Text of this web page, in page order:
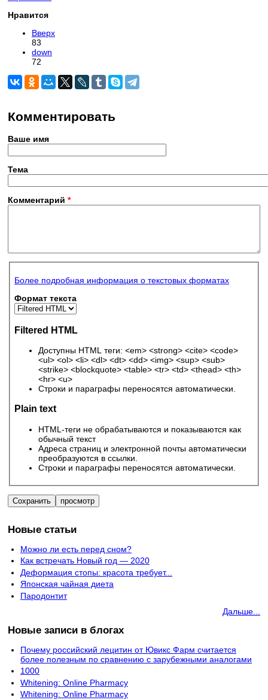
Нравится
Вверх
83
down
72
Комментировать
Ваше имя
Тема
Комментарий *
Более подробная информация о текстовых форматах
Формат текста
Filtered HTML
Доступны HTML теги: <em> <strong> <cite> <code>
<ul> <ol> <li> <dl> <dt> <dd> <img> <sup> <sub>
<strike> <blockquote> <table> <tr> <td> <thead> <th>
<hr> <u>
Строки и параграфы переносятся автоматически.
Plain text
HTML-теги не обрабатываются и показываются как
обычный текст
Адреса страниц и электронной почты автоматически
преобразуются в ссылки.
Строки и параграфы переносятся автоматически.
Новые статьи
Можно ли есть перед сном?
Как встречать Новый год — 2020
Деформация стопы: красота требует...
Японская чайная диета
Пародонтит
Дальше...
Новые записи в блогах
Почему российский лецитин от Ювикс Фарм считается
более полезным по сравнению с зарубежными аналогами
1000
Whitening: Online Pharmacy
Whitening: Online Pharmacy